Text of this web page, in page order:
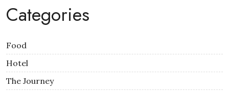
Categories
Food
Hotel
The Journey